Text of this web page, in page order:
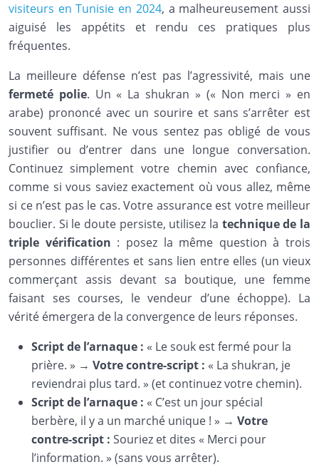
visiteurs en Tunisie en 2024, a malheureusement aussi
aiguisé les appétits et rendu ces pratiques plus
fréquentes.
La meilleure défense n’est pas l’agressivité, mais une
fermeté polie. Un « La shukran » (« Non merci » en
arabe) prononcé avec un sourire et sans s’arrêter est
souvent suffisant. Ne vous sentez pas obligé de vous
justifier ou d’entrer dans une longue conversation.
Continuez simplement votre chemin avec confiance,
comme si vous saviez exactement où vous allez, même
si ce n’est pas le cas. Votre assurance est votre meilleur
bouclier. Si le doute persiste, utilisez la technique de la
triple vérification : posez la même question à trois
personnes différentes et sans lien entre elles (un vieux
commerçant assis devant sa boutique, une femme
faisant ses courses, le vendeur d’une échoppe). La
vérité émergera de la convergence de leurs réponses.
Script de l’arnaque : « Le souk est fermé pour la
prière. » → Votre contre-script : « La shukran, je
reviendrai plus tard. » (et continuez votre chemin).
Script de l’arnaque : « C’est un jour spécial
berbère, il y a un marché unique ! » → Votre
contre-script : Souriez et dites « Merci pour
l’information. » (sans vous arrêter).